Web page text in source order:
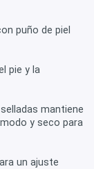
puño de piel
pie y la
mantiene
y seco para
un ajuste